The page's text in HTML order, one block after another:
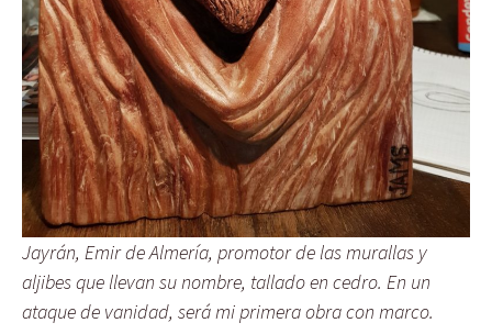
Jayrán, Emir de Almería, promotor de las murallas y
aljibes que llevan su nombre, tallado en cedro. En un
ataque de vanidad, será mi primera obra con marco.